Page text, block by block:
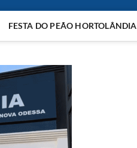
FESTA DO PEÃO HORTOLÂNDIA